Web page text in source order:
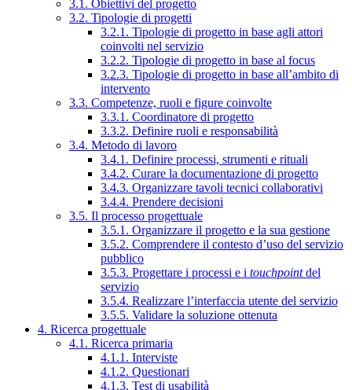
3.1. Obiettivi del progetto
3.2. Tipologie di progetti
3.2.1. Tipologie di progetto in base agli attori
coinvolti nel servizio
3.2.2. Tipologie di progetto in base al focus
3.2.3. Tipologie di progetto in base all’ambito di
intervento
3.3. Competenze, ruoli e figure coinvolte
3.3.1. Coordinatore di progetto
3.3.2. Definire ruoli e responsabilità
3.4. Metodo di lavoro
3.4.1. Definire processi, strumenti e rituali
3.4.2. Curare la documentazione di progetto
3.4.3. Organizzare tavoli tecnici collaborativi
3.4.4. Prendere decisioni
3.5. Il processo progettuale
3.5.1. Organizzare il progetto e la sua gestione
3.5.2. Comprendere il contesto d’uso del servizio
pubblico
3.5.3. Progettare i processi e i touchpointdel
servizio
3.5.4. Realizzare l’interfaccia utente del servizio
3.5.5. Validare la soluzione ottenuta
4. Ricerca progettuale
4.1. Ricerca primaria
4.1.1. Interviste
4.1.2. Questionari
4.1.3. Test di usabilità